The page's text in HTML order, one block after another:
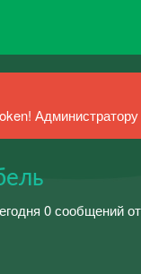
0 сообщений